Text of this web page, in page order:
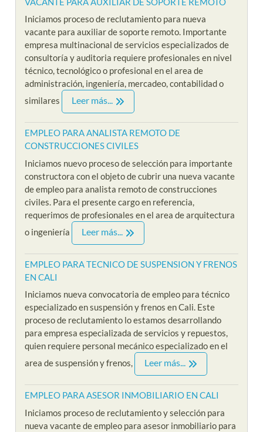
Iniciamos proceso de reclutamiento para nueva
vacante para auxiliar de soporte remoto. Importante
empresa multinacional de servicios especializados de
consultoría y auditoria requiere profesionales en nivel
técnico, tecnológico o profesional en el area de
administración, ingeniería, mercadeo, contabilidad o
similares
Leer más...
EMPLEO PARA ANALISTA REMOTO DE
CONSTRUCCIONES CIVILES
Iniciamos nuevo proceso de selección para importante
constructora con el objeto de cubrir una nueva vacante
de empleo para analista remoto de construcciones
civiles. Para el presente cargo en referencia,
requerimos de profesionales en el area de arquitectura
o ingeniería
Leer más...
EMPLEO PARA TECNICO DE SUSPENSION Y FRENOS
EN CALI
Iniciamos nueva convocatoria de empleo para técnico
especializado en suspensión y frenos en Cali. Este
proceso de reclutamiento lo estamos desarrollando
para empresa especializada de servicios y repuestos,
quien requiere personal mecánico especializado en el
area de suspensión y frenos,
Leer más...
EMPLEO PARA ASESOR INMOBILIARIO EN CALI
Iniciamos proceso de reclutamiento y selección para
nueva vacante de empleo para asesor inmobiliario para